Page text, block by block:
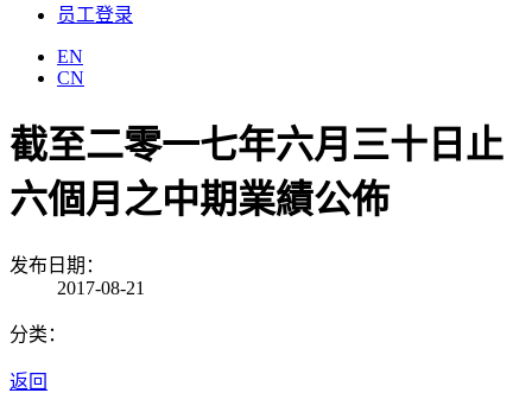
员工登录
EN
CN
截至二零一七年六月三十日止
六個月之中期業績公佈
发布日期：
2017-08-21
分类：
返回